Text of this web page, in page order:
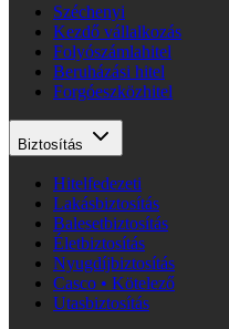
Széchenyi
Kezdő vállalkozás
Folyószámlahitel
Beruházási hitel
Forgóeszközhitel
Biztosítás
Hitelfedezeti
Lakásbiztosítás
Balesetbiztosítás
Életbiztosítás
Nyugdíjbiztosítás
Casco • Kötelező
Utasbiztosítás